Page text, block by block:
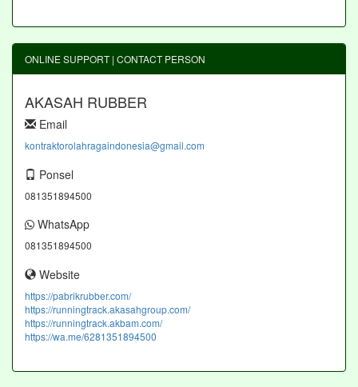
ONLINE SUPPORT | CONTACT PERSON
AKASAH RUBBER
Email
kontraktorolahragaindonesia@gmail.com
Ponsel
081351894500
WhatsApp
081351894500
Website
https://pabrikrubber.com/
https://runningtrack.akasahgroup.com/
https://runningtrack.akbam.com/
https://wa.me/6281351894500